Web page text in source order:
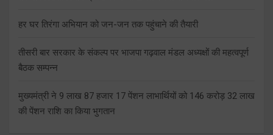
हर घर तिरंगा अभियान को जन-जन तक पहुंचाने की तैयारी
तीसरी बार सरकार के संकल्प पर भाजपा गढ़वाल मंडल अध्यक्षों की महत्वपूर्ण
बैठक सम्पन्न
मुख्यमंत्री ने 9 लाख 87 हजार 17 पेंशन लाभार्थियों को 146 करोड़ 32 लाख
की पेंशन राशि का किया भुगतान